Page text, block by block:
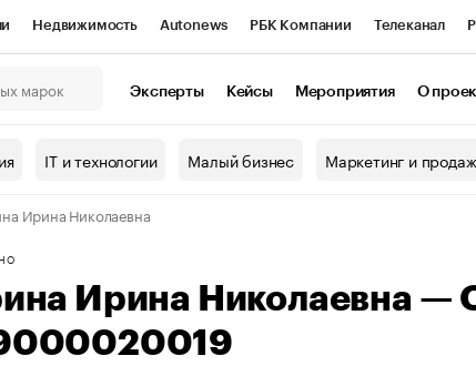
Недвижимость Autonews РБК Компании Телеканал
контрагентов
Эксперты Кейсы Мероприятия О
IT и технологии Малый бизнес Маркетинг и
Ирина Николаевна
Ирина Николаевна